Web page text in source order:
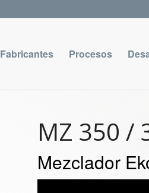
Fabricantes Procesos
MZ 350 /
Mezclador